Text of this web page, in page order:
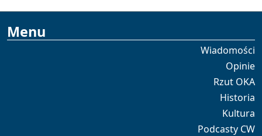
Menu
Wiadomości
Opinie
Rzut OKA
Historia
Kultura
Podcasty CW